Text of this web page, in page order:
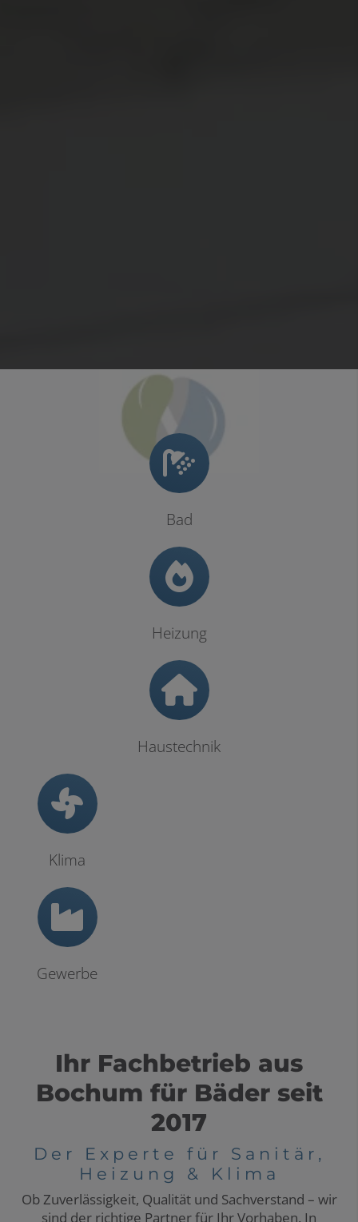
Bad
Heizung
Haustechnik
Klima
Gewerbe
Ihr Fachbetrieb aus
Bochum für Bäder seit
2017
Der Experte für Sanitär,
Heizung & Klima
Ob Zuverlässigkeit, Qualität und Sachverstand – wir
sind der richtige Partner für Ihr Vorhaben. In